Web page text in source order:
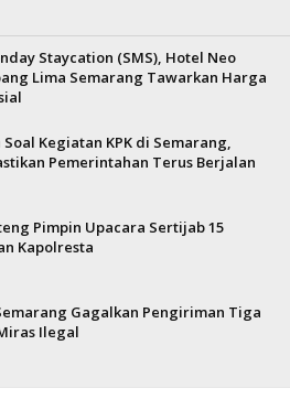
Staycation (SMS), Hotel Neo
Lima Semarang Tawarkan Harga
Soal Kegiatan KPK di Semarang,
Pemerintahan Terus Berjalan
Pimpin Upacara Sertijab 15
Kapolresta
Gagalkan Pengiriman Tiga
Ilegal